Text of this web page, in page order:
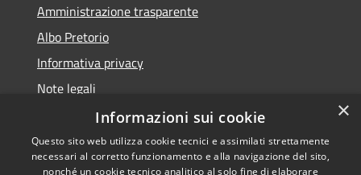
Amministrazione trasparente
Albo Pretorio
Informativa privacy
Note legali
Dichiarazione di accessibilità
×
Informazioni sui cookie
Questo sito web utilizza cookie tecnici e assimilati strettamente
necessari al corretto funzionamento e alla navigazione del sito,
nonché un cookie tecnico analitico al solo fine di elaborare